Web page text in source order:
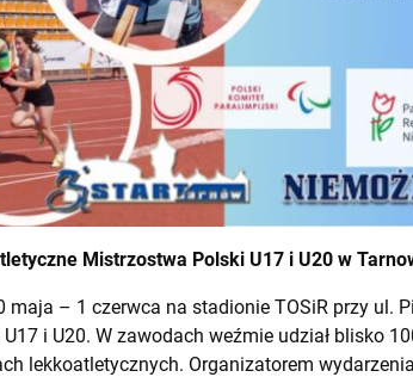
Mistrzostwa Polski U17 i U20 w
maja – 1 czerwca na stadionie TOSiR przy ul.
i U20. W zawodach weźmie udział blisko
lekkoatletycznych. Organizatorem